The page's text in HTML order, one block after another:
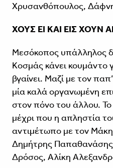
Χρυσανθόπουλος,
ΧΟΥΣ ΕΙ ΚΑΙ ΕΙΣ ΧΟΥΝ
Μεσόκοπος υπάλληλος
Κοσμάς κάνει κουμάντο
βγαίνει. Μαζί με τον
μία καλά οργανωμένη
στον πόνο του άλλου.
μέχρι που η απληστία
αντιμέτωπο με τον
Δημήτρης
Δρόσος, Αλίκη